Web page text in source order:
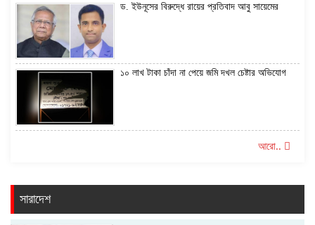
ড. ইউনূসের বিরুদ্ধে রায়ের প্রতিবাদ আবু সায়েমের
১০ লাখ টাকা চাঁদা না পেয়ে জমি দখল চেষ্টার অভিযোগ
আরো..
সারাদেশ